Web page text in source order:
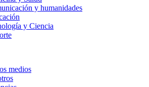
y humanidades
y Ciencia
medios